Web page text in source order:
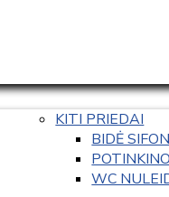
KITI PRIEDAI
BIDĖ
WC